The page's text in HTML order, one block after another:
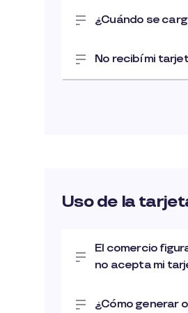
¿Cuándo se
No recibí mi
Uso de la
El comercio
no acepta mi
¿Cómo generar